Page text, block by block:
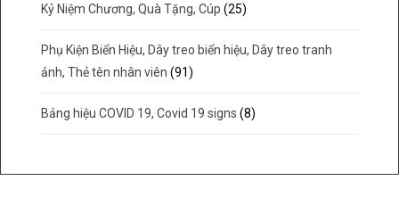
Kỷ Niệm Chương, Quà Tặng, Cúp (25)
Phụ Kiện Biển Hiệu, Dây treo biển hiệu, Dây treo tranh
ảnh, Thẻ tên nhân viên (91)
Bảng hiệu COVID 19, Covid 19 signs (8)